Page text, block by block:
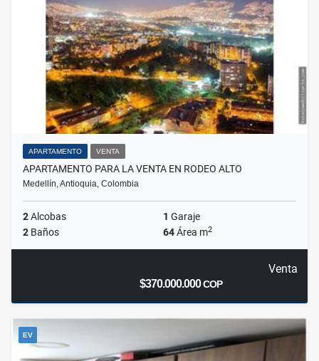
APARTAMENTO VENTA
APARTAMENTO PARA LA VENTA EN RODEO ALTO
Medellín, Antioquia, Colombia
2Alcobas 1 Garaje
2 Baños 64Área m2
Venta
$370.000.000COP
EV